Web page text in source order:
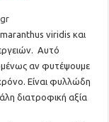
viridis και
Αυτό
αν φυτέψουμε
Είναι φυλλώδη
διατροφική αξία